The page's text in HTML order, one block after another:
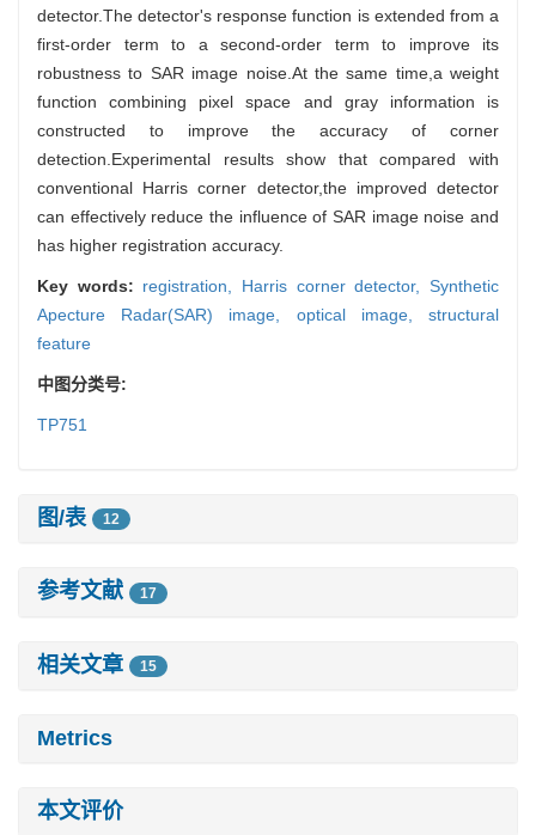
detector.The detector's response function is extended from a
first-order term to a second-order term to improve its
robustness to SAR image noise.At the same time,a weight
function combining pixel space and gray information is
constructed to improve the accuracy of corner
detection.Experimental results show that compared with
conventional Harris corner detector,the improved detector
can effectively reduce the influence of SAR image noise and
has higher registration accuracy.
Key words: registration, Harris corner detector,Synthetic
Apecture Radar(SAR) image, optical image,structural
feature
中图分类号:
TP751
图/表 12
参考文献 17
相关文章 15
Metrics
本文评价